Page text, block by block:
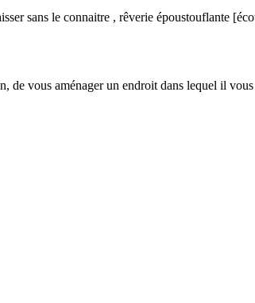
sans le connaitre , rêverie époustouflante
vous aménager un endroit dans lequel il vous